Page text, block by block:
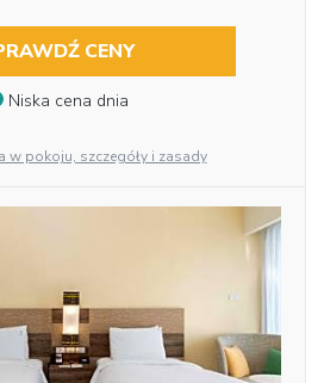
CENY
Niska cena dnia
w pokoju, szczegóły i zasady